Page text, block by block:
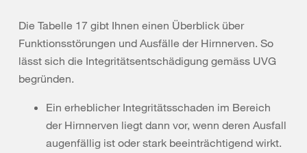
Die Tabelle 17 gibt Ihnen einen Überblick über
Funktionsstörungen und Ausfälle der Hirnnerven. So
lässt sich die Integritätsentschädigung gemäss UVG
begründen.
Ein erheblicher Integritätsschaden im Bereich
der Hirnnerven liegt dann vor, wenn deren Ausfall
augenfällig ist oder stark beeinträchtigend wirkt.